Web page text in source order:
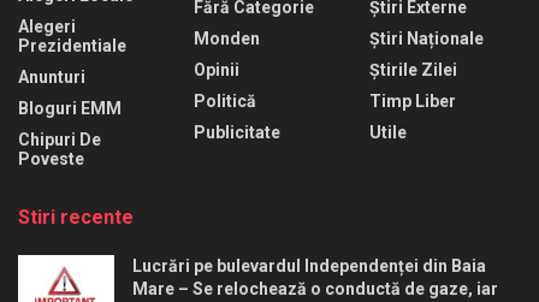
Alegeri
Prezidentiale
Anunturi
Bloguri EMM
Chipuri De
Poveste
Fără Categorie
Monden
Opinii
Politică
Publicitate
Știri Externe
Știri Naționale
Știrile Zilei
Timp Liber
Utile
Stiri recente
Lucrări pe bulevardul Independenței din Baia
Mare – Se relochează o conductă de gaze, iar